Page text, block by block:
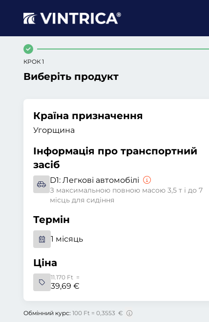
КРОК 1
Виберіть продукт
Країна призначення
Угорщина
Інформація про транспортний
засіб
D1: Легкові автомобілі
З максимальною повною масою 3,5 т і до 7
місць для сидіння
Термін
1 місяць
Ціна
11.170 Ft =
39,69 €
Обмінний курс: 100 Ft = 0,3553 €